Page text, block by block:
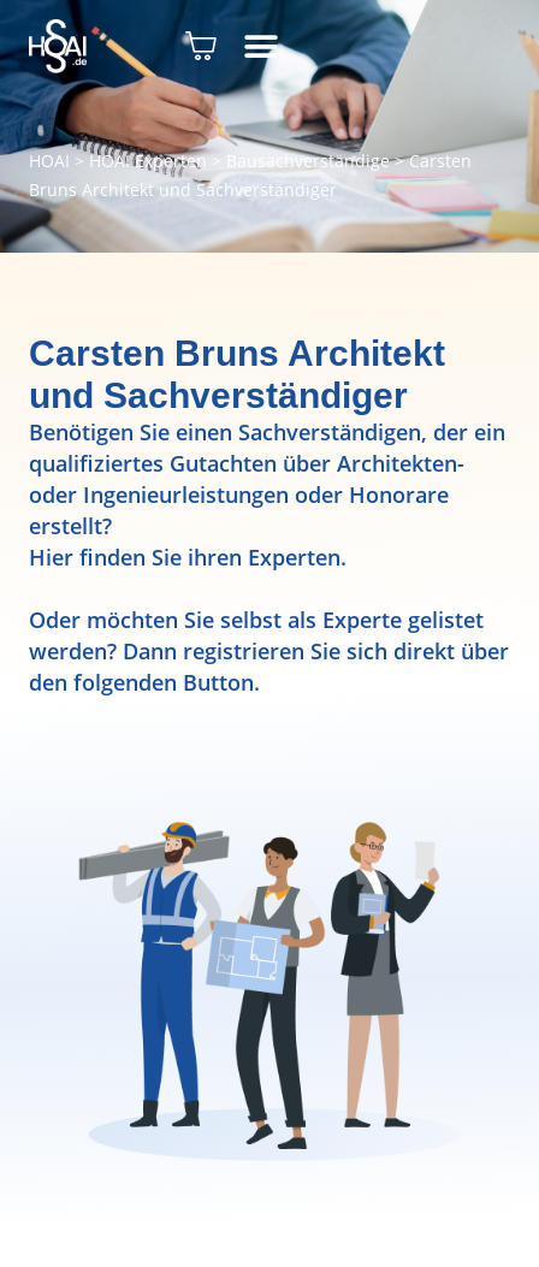
HOAI > HOAI Experten> Bausachverständige>Carsten
Bruns Architekt und Sachverständiger
Carsten Bruns Architekt
und Sachverständiger
Benötigen Sie einen Sachverständigen, der ein
qualifiziertes Gutachten über Architekten-
oder Ingenieurleistungen oder Honorare
erstellt?
Hier finden Sie ihren Experten.
Oder möchten Sie selbst als Experte gelistet
werden? Dann registrieren Sie sich direkt über
den folgenden Button.